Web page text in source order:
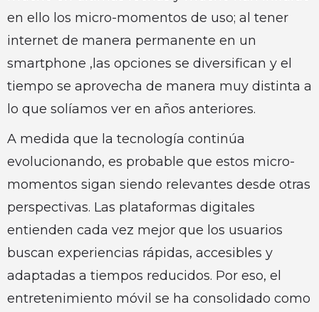
en ello los micro-momentos de uso; al tener
internet de manera permanente en un
smartphone ,las opciones se diversifican y el
tiempo se aprovecha de manera muy distinta a
lo que solíamos ver en años anteriores.
A medida que la tecnología continúa
evolucionando, es probable que estos micro-
momentos sigan siendo relevantes desde otras
perspectivas. Las plataformas digitales
entienden cada vez mejor que los usuarios
buscan experiencias rápidas, accesibles y
adaptadas a tiempos reducidos. Por eso, el
entretenimiento móvil se ha consolidado como